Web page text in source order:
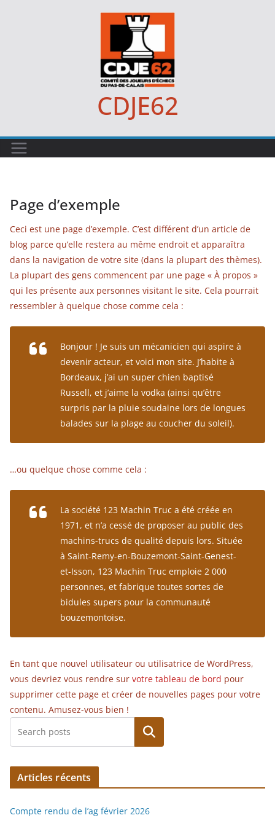
CDJE62
Page d’exemple
Ceci est une page d’exemple. C’est différent d’un article de
blog parce qu’elle restera au même endroit et apparaîtra
dans la navigation de votre site (dans la plupart des thèmes).
La plupart des gens commencent par une page « À propos »
qui les présente aux personnes visitant le site. Cela pourrait
ressembler à quelque chose comme cela :
Bonjour ! Je suis un mécanicien qui aspire à
devenir acteur, et voici mon site. J’habite à
Bordeaux, j’ai un super chien baptisé
Russell, et j’aime la vodka (ainsi qu’être
surpris par la pluie soudaine lors de longues
balades sur la plage au coucher du soleil).
…ou quelque chose comme cela :
La société 123 Machin Truc a été créée en
1971, et n’a cessé de proposer au public des
machins-trucs de qualité depuis lors. Située
à Saint-Remy-en-Bouzemont-Saint-Genest-
et-Isson, 123 Machin Truc emploie 2 000
personnes, et fabrique toutes sortes de
bidules supers pour la communauté
bouzemontoise.
En tant que nouvel utilisateur ou utilisatrice de WordPress,
vous devriez vous rendre sur votre tableau de bord pour
supprimer cette page et créer de nouvelles pages pour votre
contenu. Amusez-vous bien !
Rechercher
Articles récents
Compte rendu de l’ag février 2026